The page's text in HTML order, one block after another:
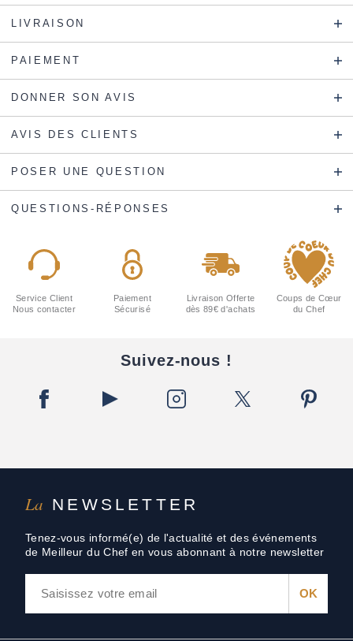
LIVRAISON
PAIEMENT
DONNER SON AVIS
AVIS DES CLIENTS
POSER UNE QUESTION
QUESTIONS-RÉPONSES
La NEWSLETTER
Tenez-vous informé(e) de l'actualité et des événements
de Meilleur du Chef en vous abonnant à notre newsletter
Service Client
Nous contacter
Paiement
Sécurisé
Livraison Offerte
dès 89€ d'achats
Coups de Cœur
du Chef
Suivez-nous !